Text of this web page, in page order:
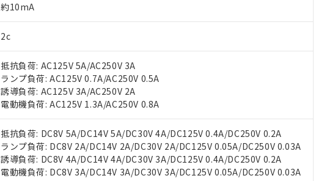
約10mA
2c
抵抗負荷: AC125V 5A/AC250V 3A
ランプ負荷: AC125V 0.7A/AC250V 0.5A
誘導負荷: AC125V 3A/AC250V 2A
電動機負荷: AC125V 1.3A/AC250V 0.8A
抵抗負荷: DC8V 5A/DC14V 5A/DC30V 4A/DC125V 0.4A/DC250V 0.2A
ランプ負荷: DC8V 2A/DC14V 2A/DC30V 2A/DC125V 0.05A/DC250V 0.03A
誘導負荷: DC8V 4A/DC14V 4A/DC30V 3A/DC125V 0.4A/DC250V 0.2A
電動機負荷: DC8V 3A/DC14V 3A/DC30V 3A/DC125V 0.05A/DC250V 0.03A